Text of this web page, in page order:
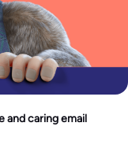
and caring email